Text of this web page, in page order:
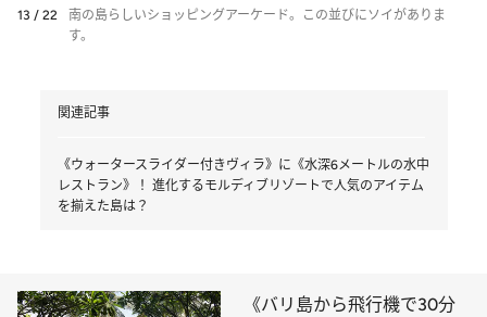
13 / 22
南の島らしいショッピングアーケード。この並びにソイがありま
す。
関連記事
《ウォータースライダー付きヴィラ》に《水深6メートルの水中
レストラン》！ 進化するモルディブリゾートで人気のアイテム
を揃えた島は？
《バリ島から飛行機で30分